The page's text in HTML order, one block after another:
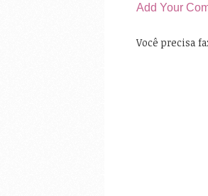
Add Your
Você precisa